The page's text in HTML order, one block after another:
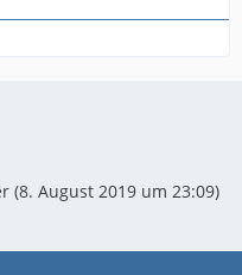
(8. August 2019 um 23:09)